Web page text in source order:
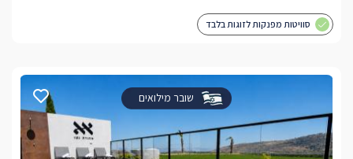
סוויטות מפנקות לזוגות בלבד
שובר מילואים